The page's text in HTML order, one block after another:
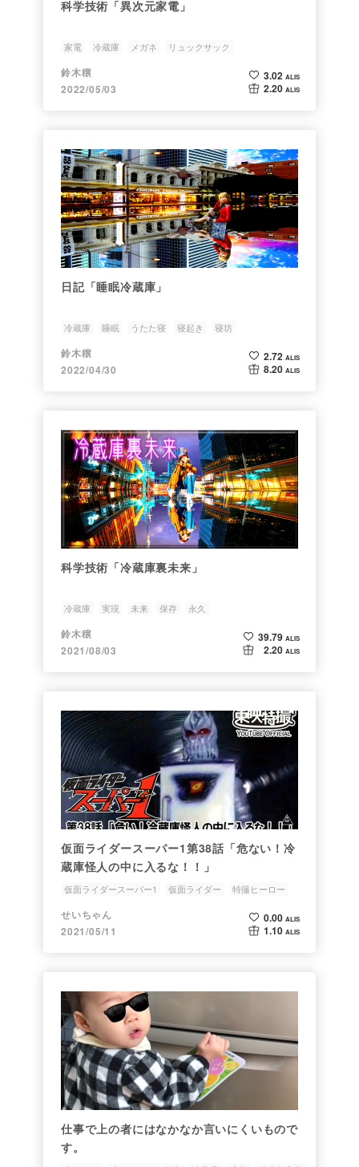
科学技術「異次元家電」
家電 冷蔵庫 メガネ リュックサック
鈴木穣
2022/05/03
3.02 ALIS
2.20 ALIS
日記「睡眠冷蔵庫」
冷蔵庫 睡眠 うたた寝 寝起き 寝坊
鈴木穣
2022/04/30
2.72 ALIS
8.20 ALIS
科学技術「冷蔵庫裏未来」
冷蔵庫 実現 未来 保存 永久
鈴木穣
2021/08/03
39.79 ALIS
2.20 ALIS
仮面ライダースーパー1第38話「危ない！冷
蔵庫怪人の中に入るな！！」
仮面ライダースーパー1 仮面ライダー
特撮ヒーロー
冷蔵庫
ユートピア
せいちゃん
2021/05/11
0.00 ALIS
1.10 ALIS
仕事で上の者にはなかなか言いにくいもので
す。